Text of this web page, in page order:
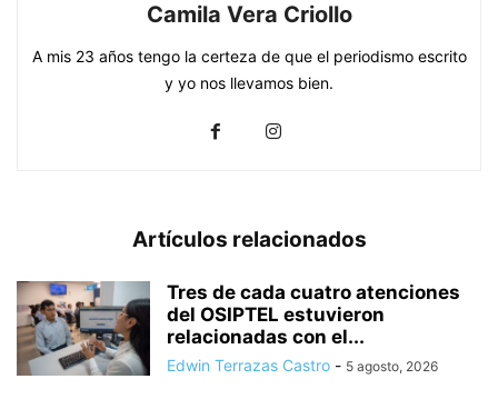
Camila Vera Criollo
A mis 23 años tengo la certeza de que el periodismo escrito
y yo nos llevamos bien.
Artículos relacionados
Tres de cada cuatro atenciones
del OSIPTEL estuvieron
relacionadas con el...
Edwin Terrazas Castro - 5 agosto, 2026